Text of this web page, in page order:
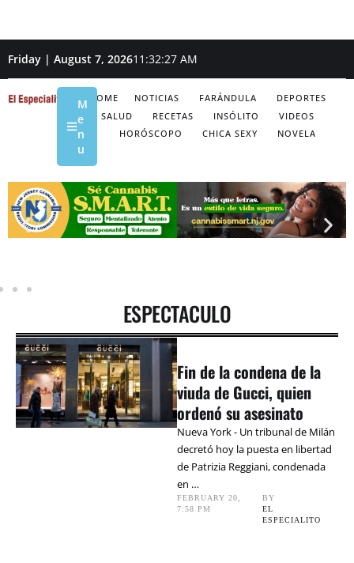
Friday | August 7, 202611:32:27 AM
HOME NOTICIAS FARÁNDULA
DEPORTES
SALUD
RECETAS INSÓLITO
VIDEOS
HORÓSCOPO
CHICA SEXY NOVELA
M
e
n
u
ESPECTACULO
Fin de la condena de la
viuda de Gucci, quien
ordenó su asesinato
Nueva York - Un tribunal de Milán
decretó hoy la puesta en libertad
de Patrizia Reggiani, condenada
en …
FEBRUARY 20,
7:58 PM
BY
EL
ESPECIALITO